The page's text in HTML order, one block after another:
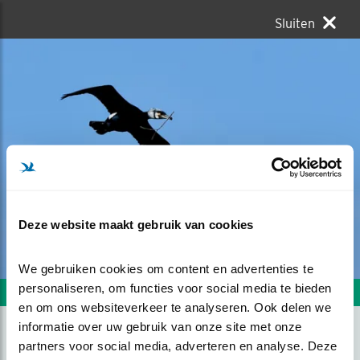
Deze website maakt gebruik van cookies
We gebruiken cookies om content en advertenties te
personaliseren, om functies voor social media te bieden
en om ons websiteverkeer te analyseren. Ook delen we
informatie over uw gebruik van onze site met onze
partners voor social media, adverteren en analyse. Deze
Sluiten
Volgende foto Vorige foto